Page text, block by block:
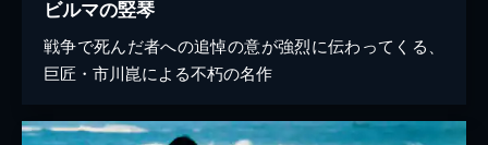
ビルマの竪琴
戦争で死んだ者への追悼の意が強烈に伝わってくる、
巨匠・市川崑による不朽の名作